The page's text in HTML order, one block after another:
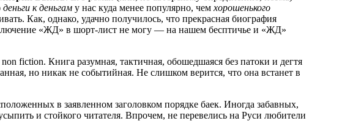
деньги к деньгам у нас куда менее популярно, чем хорошенького
Как, однако, удачно получилось, что прекрасная биография
«ЖД» в шорт-лист не могу — на нашем бесптичье и «ЖД»
fiction. Книга разумная, тактичная, обошедшаяся без патоки и дегтя
но никак не событийная. Не слишком верится, что она встанет в
в заявленном заголовком порядке баек. Иногда забавных,
и стойкого читателя. Впрочем, не перевелись на Руси любители